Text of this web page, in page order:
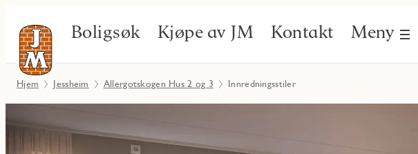
Boligsøk Kjøpe av JM Kontakt Meny
Hjem Jessheim Allergotskogen Hus 2 og 3 Innredningsstiler